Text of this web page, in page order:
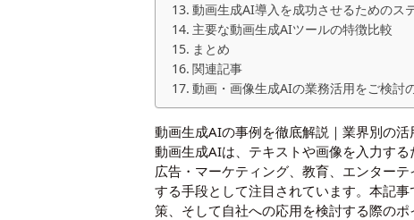
動画生成AI導入を成功させるためのス
主要な動画生成AIツールの特徴比較
まとめ
関連記事
動画・画像生成AIの業務活用をご検討
動画生成AIの事例を徹底解説｜業界別の活
動画生成AIは、テキストや画像を入力す
広告・マーケティング、教育、エンター
する手段として注目されています。本記
策、そして自社への応用を検討する際のポ